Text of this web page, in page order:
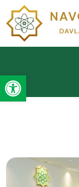
Open toolbar